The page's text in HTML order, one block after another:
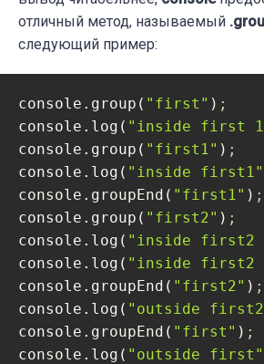
отличный метод, называемый
следующий пример:
console.group( "first" ) ;
console.log( "inside first
console.group( "first1" ) ;
console.log( "inside first1"
console.groupEnd( "first1" ) ;
console.group( "first2" ) ;
console.log( "inside first2
console.log( "inside first2
console.groupEnd( "first2" ) ;
console.log( "outside
console.groupEnd( "first" ) ;
console.log( "outside first"